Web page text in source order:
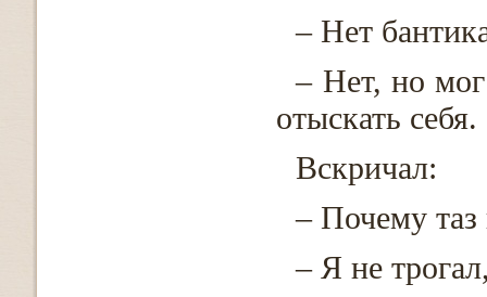
– Нет
– Нет, но
отыскать себя.
Вскричал:
– Почему таз
– Я не